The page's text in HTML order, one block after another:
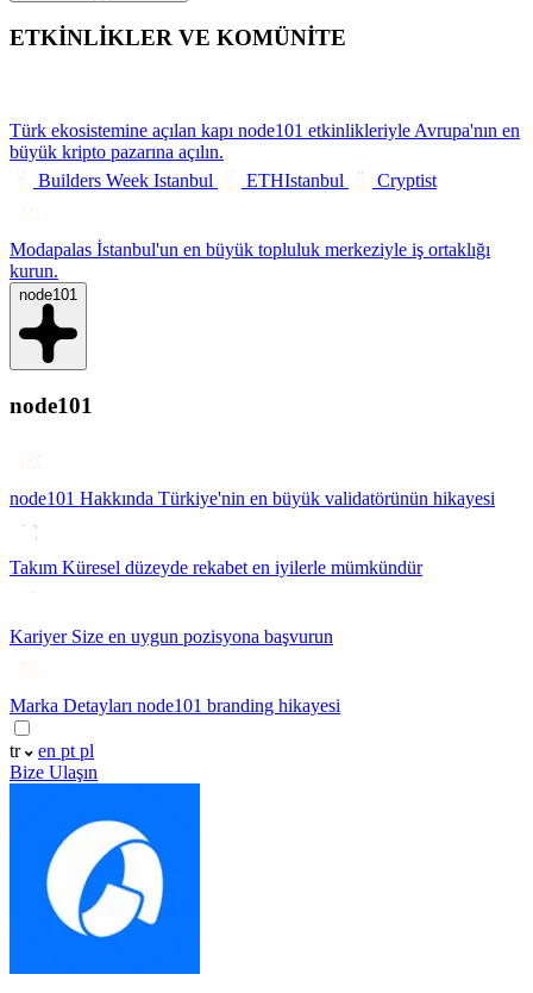
ETKİNLİKLER VE KOMÜNİTE
Türk ekosistemine açılan kapı node101 etkinlikleriyle Avrupa'nın en
büyük kripto pazarına açılın.
Builders Week Istanbul
ETHIstanbul Cryptist
Modapalas İstanbul'un en büyük topluluk merkeziyle iş ortaklığı
kurun.
node101
node101
node101 Hakkında Türkiye'nin en büyük validatörünün hikayesi
Takım Küresel düzeyde rekabet en iyilerle mümkündür
Kariyer Size en uygun pozisyona başvurun
Marka Detayları node101 branding hikayesi
tr en pt pl
Bize Ulaşın